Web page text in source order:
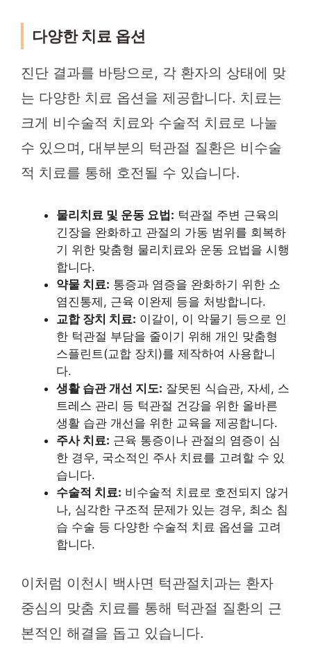
다양한 치료 옵션
진단 결과를 바탕으로, 각 환자의 상태에 맞
는 다양한 치료 옵션을 제공합니다. 치료는
크게 비수술적 치료와 수술적 치료로 나눌
수 있으며, 대부분의 턱관절 질환은 비수술
적 치료를 통해 호전될 수 있습니다.
물리치료 및 운동 요법: 턱관절 주변 근육의
긴장을 완화하고 관절의 가동 범위를 회복하
기 위한 맞춤형 물리치료와 운동 요법을 시행
합니다.
약물 치료: 통증과 염증을 완화하기 위한 소
염진통제, 근육 이완제 등을 처방합니다.
교합 장치 치료: 이갈이, 이 악물기 등으로 인
한 턱관절 부담을 줄이기 위해 개인 맞춤형
스플린트(교합 장치)를 제작하여 사용합니
다.
생활 습관 개선 지도: 잘못된 식습관, 자세, 스
트레스 관리 등 턱관절 건강을 위한 올바른
생활 습관 개선을 위한 교육을 제공합니다.
주사 치료: 근육 통증이나 관절의 염증이 심
한 경우, 국소적인 주사 치료를 고려할 수 있
습니다.
수술적 치료: 비수술적 치료로 호전되지 않거
나, 심각한 구조적 문제가 있는 경우, 최소 침
습 수술 등 다양한 수술적 치료 옵션을 고려
합니다.
이처럼 이천시 백사면 턱관절치과는 환자
중심의 맞춤 치료를 통해 턱관절 질환의 근
본적인 해결을 돕고 있습니다.